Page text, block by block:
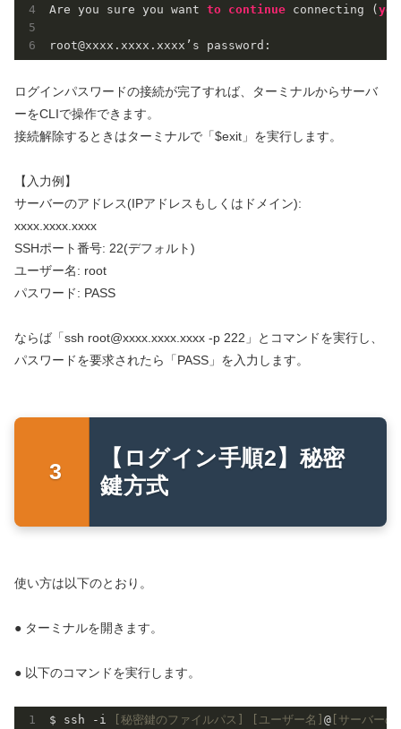
Are you sure you want to continue connecting ( yes
root@xxxx.xxxx.xxxx’s password:
ログインパスワードの接続が完了すれば、ターミナルからサーバ
ーをCLIで操作できます。
接続解除するときはターミナルで「$exit」を実行します。
【入力例】
サーバーのアドレス(IPアドレスもしくはドメイン):
xxxx.xxxx.xxxx
SSHポート番号: 22(デフォルト)
ユーザー名: root
パスワード: PASS
ならば「ssh root@xxxx.xxxx.xxxx -p 222」とコマンドを実行し、
パスワードを要求されたら「PASS」を入力します。
【ログイン手順2】秘密
鍵方式
使い方は以下のとおり。
● ターミナルを開きます。
● 以下のコマンドを実行します。
$ ssh -i [秘密鍵のファイルパス] [ユーザー名] @ [サーバー